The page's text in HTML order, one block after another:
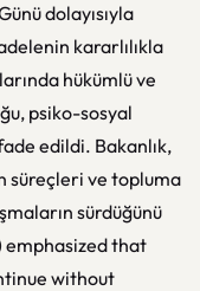
dolayısıyla
kararlılıkla
hükümlü ve
psiko-sosyal
edildi. Bakanlık,
süreçleri ve topluma
sürdüğünü
emphasized that
without